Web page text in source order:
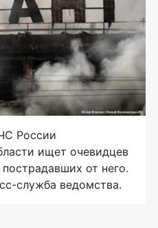
России
ищет очевидцев
от него.
служба ведомства.